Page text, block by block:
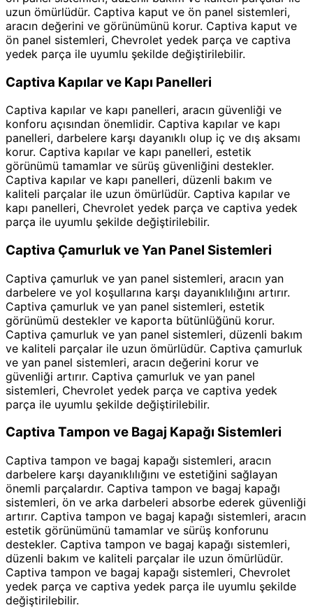
uzun ömürlüdür. Captiva kaput ve ön panel sistemleri,
aracın değerini ve görünümünü korur. Captiva kaput ve
ön panel sistemleri, Chevrolet yedek parça ve captiva
yedek parça ile uyumlu şekilde değiştirilebilir.
Captiva Kapılar ve Kapı Panelleri
Captiva kapılar ve kapı panelleri, aracın güvenliği ve
konforu açısından önemlidir. Captiva kapılar ve kapı
panelleri, darbelere karşı dayanıklı olup iç ve dış aksamı
korur. Captiva kapılar ve kapı panelleri, estetik
görünümü tamamlar ve sürüş güvenliğini destekler.
Captiva kapılar ve kapı panelleri, düzenli bakım ve
kaliteli parçalar ile uzun ömürlüdür. Captiva kapılar ve
kapı panelleri, Chevrolet yedek parça ve captiva yedek
parça ile uyumlu şekilde değiştirilebilir.
Captiva Çamurluk ve Yan Panel Sistemleri
Captiva çamurluk ve yan panel sistemleri, aracın yan
darbelere ve yol koşullarına karşı dayanıklılığını artırır.
Captiva çamurluk ve yan panel sistemleri, estetik
görünümü destekler ve kaporta bütünlüğünü korur.
Captiva çamurluk ve yan panel sistemleri, düzenli bakım
ve kaliteli parçalar ile uzun ömürlüdür. Captiva çamurluk
ve yan panel sistemleri, aracın değerini korur ve
güvenliği artırır. Captiva çamurluk ve yan panel
sistemleri, Chevrolet yedek parça ve captiva yedek
parça ile uyumlu şekilde değiştirilebilir.
Captiva Tampon ve Bagaj Kapağı Sistemleri
Captiva tampon ve bagaj kapağı sistemleri, aracın
darbelere karşı dayanıklılığını ve estetiğini sağlayan
önemli parçalardır. Captiva tampon ve bagaj kapağı
sistemleri, ön ve arka darbeleri absorbe ederek güvenliği
artırır. Captiva tampon ve bagaj kapağı sistemleri, aracın
estetik görünümünü tamamlar ve sürüş konforunu
destekler. Captiva tampon ve bagaj kapağı sistemleri,
düzenli bakım ve kaliteli parçalar ile uzun ömürlüdür.
Captiva tampon ve bagaj kapağı sistemleri, Chevrolet
yedek parça ve captiva yedek parça ile uyumlu şekilde
değiştirilebilir.